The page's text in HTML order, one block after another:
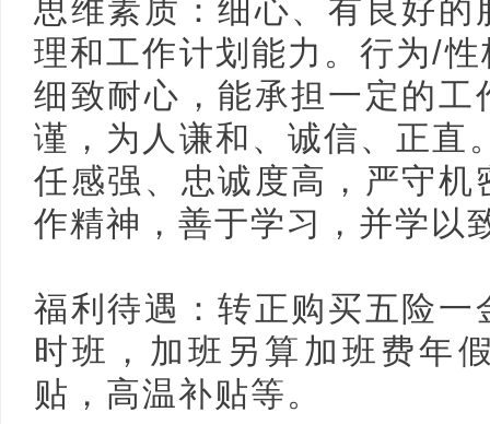
思维素质：细心、有良好
理和工作计划能力。行为/
细致耐心，能承担一定的
谨，为人谦和、诚信、正直
任感强、忠诚度高，严守
作精神，善于学习，并学以
福利待遇：转正购买五险
时班，加班另算加班费年
贴，高温补贴等。